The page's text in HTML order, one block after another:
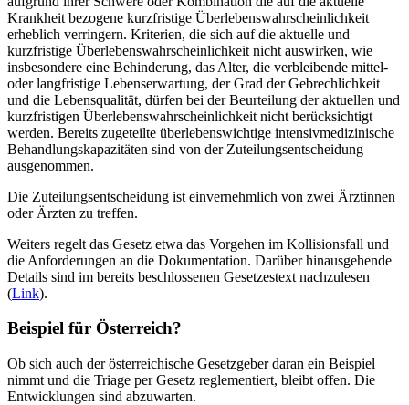
Krankheit bezogene kurzfristige Überlebenswahrscheinlichkeit
erheblich verringern. Kriterien, die sich auf die aktuelle und
kurzfristige Überlebenswahrscheinlichkeit nicht auswirken, wie
insbesondere eine Behinderung, das Alter, die verbleibende mittel-
oder langfristige Lebenserwartung, der Grad der Gebrechlichkeit
und die Lebensqualität, dürfen bei der Beurteilung der aktuellen und
kurzfristigen Überlebenswahrscheinlichkeit nicht berücksichtigt
werden. Bereits zugeteilte überlebenswichtige intensivmedizinische
Behandlungskapazitäten sind von der Zuteilungsentscheidung
ausgenommen.
Die Zuteilungsentscheidung ist einvernehmlich von zwei Ärztinnen
oder Ärzten zu treffen.
Weiters regelt das Gesetz etwa das Vorgehen im Kollisionsfall und
die Anforderungen an die Dokumentation. Darüber hinausgehende
Details sind im bereits beschlossenen Gesetzestext nachzulesen
(Link).
Beispiel für Österreich?
Ob sich auch der österreichische Gesetzgeber daran ein Beispiel
nimmt und die Triage per Gesetz reglementiert, bleibt offen. Die
Entwicklungen sind abzuwarten.